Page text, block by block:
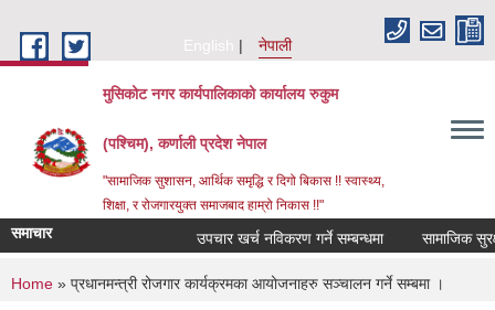
English
नेपाली
मुसिकोट नगर कार्यपालिकाको कार्यालय रुकुम
(पश्चिम), कर्णाली प्रदेश नेपाल
"सामाजिक सुशासन, आर्थिक समृद्धि र दिगो बिकास !! स्वास्थ्य,
शिक्षा, र रोजगारयुक्त समाजबाद हाम्रो निकास !!"
समाचार उपचार खर्च नविकरण गर्ने सम्बन्धमा
You are here
Home » प्रधानमन्त्री रोजगार कार्यक्रमका आयोजनाहरु सञ्चालन गर्ने सम्बमा ।